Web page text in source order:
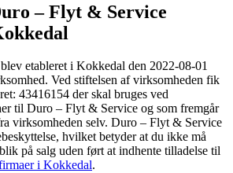
– Flyt & Service
etableret i Kokkedal den 2022-08-01
Ved stiftelsen af virksomheden fik
43416154 der skal bruges ved
til Duro – Flyt & Service og som fremgår
virksomheden selv. Duro – Flyt & Service
hvilket betyder at du ikke må
på salg uden ført at indhente tilladelse til
i Kokkedal.